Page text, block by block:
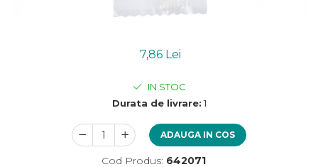
Dulceata si creme bio
Compoturi bio
Creme bio din nuci si alune
7,86 Lei
IN STOC
Durata de livrare: 1
ADAUGA IN COS
Cod Produs: 642071